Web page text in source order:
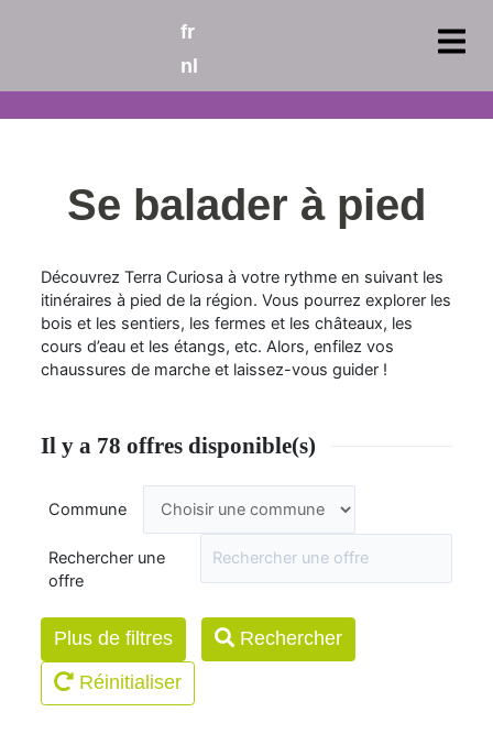
fr
nl
Se balader à pied
Découvrez Terra Curiosa à votre rythme en suivant les
itinéraires à pied de la région. Vous pourrez explorer les
bois et les sentiers, les fermes et les châteaux, les
cours d’eau et les étangs, etc. Alors, enfilez vos
chaussures de marche et laissez-vous guider !
Il y a 78 offres disponible(s)
Commune
Rechercher une
offre
Plus de filtres
Rechercher
Réinitialiser